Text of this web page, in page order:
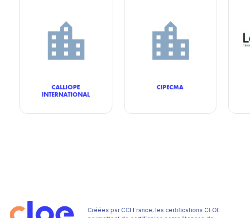
CALLIOPE
INTERNATIONAL
CIPECMA
Créées par CCI France, les certifications CLOE